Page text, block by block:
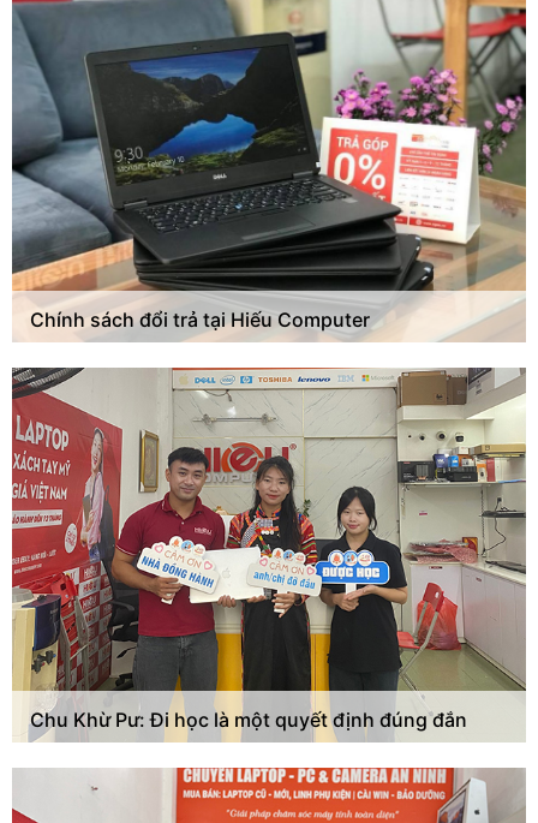
Chính sách đổi trả tại Hiếu Computer
Chu Khừ Pư: Đi học là một quyết định đúng đắn